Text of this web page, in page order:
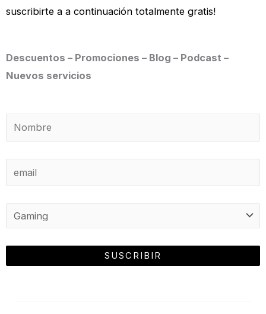
suscribirte a a continuación totalmente gratis!
Descuentos – Promociones – Blog – Podcast –
Nuevos servicios